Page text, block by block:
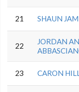
21 SHAUN
22
JORDAN
23 CARON